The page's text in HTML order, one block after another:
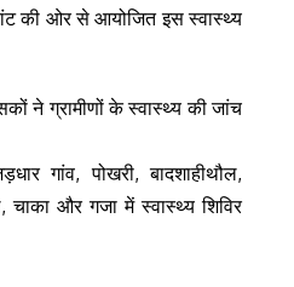
की ओर से आयोजित इस स्वास्थ्य
ने ग्रामीणों के स्वास्थ्य की जांच
गांव, पोखरी, बादशाहीथौल,
चाका और गजा में स्वास्थ्य शिविर